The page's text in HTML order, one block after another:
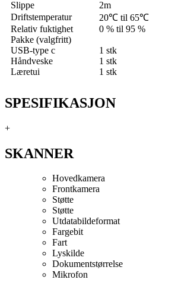
Slippe
2m
Driftstemperatur
20℃ til 65℃
Relativ fuktighet
0 % til 95 %
Pakke (valgfritt)
USB-type c
1 stk
Håndveske
1 stk
Læretui
1 stk
SPESIFIKASJON
+
SKANNER
Hovedkamera
Frontkamera
Støtte
Støtte
Utdatabildeformat
Fargebit
Fart
Lyskilde
Dokumentstørrelse
Mikrofon